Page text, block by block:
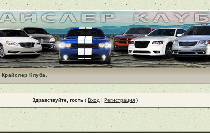
Клуба.
Здравствуйте, гость (Вход |Регистрация )